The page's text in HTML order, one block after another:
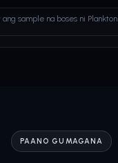
ang sample na boses ni Plankton
PAANO GUMAGANA